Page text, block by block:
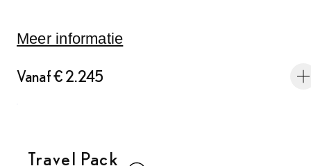
Meer informatie
Vanaf € 2.245
Travel Pack